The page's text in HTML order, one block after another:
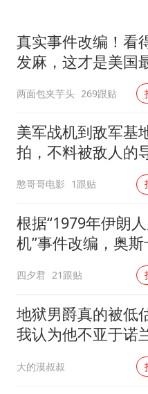
中国
奋
真实事件改编！看
发麻，这才是美国
两面包夹芋头 269跟贴
美军战机到敌军基
拍，不料被敌人的
憨哥哥电影 1跟贴
根据“1979年伊朗
机”事件改编，奥斯
四夕君 21跟贴
地狱男爵真的被低
我认为他不亚于诺
大的漠叔叔